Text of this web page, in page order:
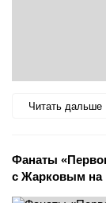
Читать дальше
Фанаты
с Жарковым на